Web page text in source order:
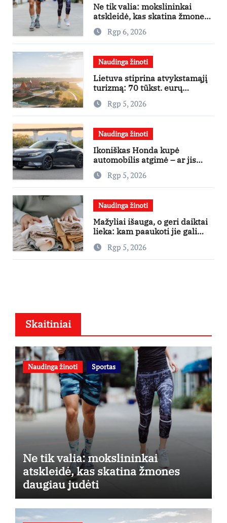
Ne tik valia: mokslininkai
atskleidė, kas skatina žmones
daugiau judėti
Rgp 6, 2026
Naudinga žinoti
Lietuva stiprina atvykstamąjį
turizmą: 70 tūkst. eurų
investicijų užsienio turistams
pritraukti
Rgp 5, 2026
Naudinga žinoti
Ikoniškas Honda kupė
automobilis atgimė – ar jis
pateisins pirkėjų lūkesčius?
Rgp 5, 2026
Naudinga žinoti
Mažyliai išauga, o geri daiktai
lieka: kam paaukoti jie gali
būti aukso vertės?
Rgp 5, 2026
Skaitiniai
Naudinga žinoti Sportas
Ne tik valia: mokslininkai
atskleidė, kas skatina žmones
daugiau judėti